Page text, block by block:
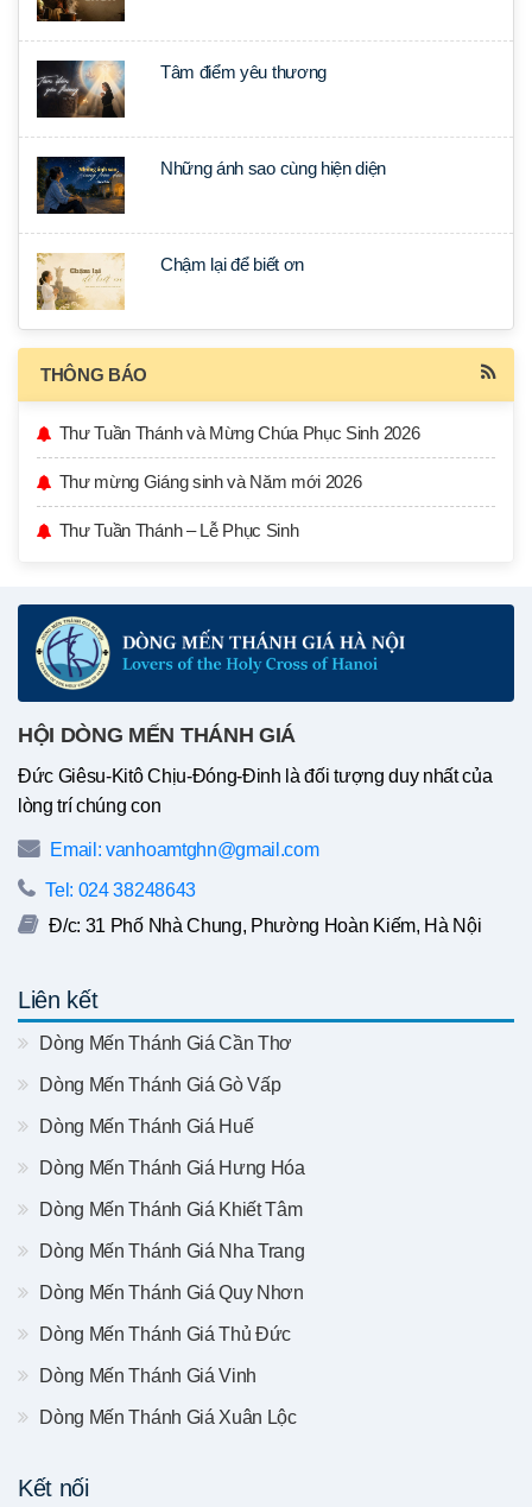
Tâm điểm yêu thương
Những ánh sao cùng hiện diện
Chậm lại để biết ơn
THÔNG BÁO
Thư Tuần Thánh và Mừng Chúa Phục Sinh 2026
Thư mừng Giáng sinh và Năm mới 2026
Thư Tuần Thánh – Lễ Phục Sinh
HỘI DÒNG MẾN THÁNH GIÁ
Đức Giêsu-Kitô Chịu-Đóng-Đinh là đối tượng duy nhất của
lòng trí chúng con
Email: vanhoamtghn@gmail.com
Tel: 024 38248643
Đ/c: 31 Phố Nhà Chung, Phường Hoàn Kiếm, Hà Nội
Liên kết
Dòng Mến Thánh Giá Cần Thơ
Dòng Mến Thánh Giá Gò Vấp
Dòng Mến Thánh Giá Huế
Dòng Mến Thánh Giá Hưng Hóa
Dòng Mến Thánh Giá Khiết Tâm
Dòng Mến Thánh Giá Nha Trang
Dòng Mến Thánh Giá Quy Nhơn
Dòng Mến Thánh Giá Thủ Đức
Dòng Mến Thánh Giá Vinh
Dòng Mến Thánh Giá Xuân Lộc
Kết nối